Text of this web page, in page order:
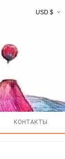
USD $
КОНТАКТЫ